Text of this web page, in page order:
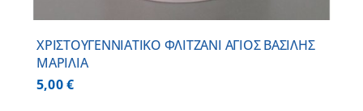
ΧΡΙΣΤΟΥΓΕΝΝΙΑΤΙΚΟ ΦΛΙΤΖΑΝΙ ΑΓΙΟΣ ΒΑΣΙΛΗΣ
ΜΑΡΙΛΙΑ
5,00€